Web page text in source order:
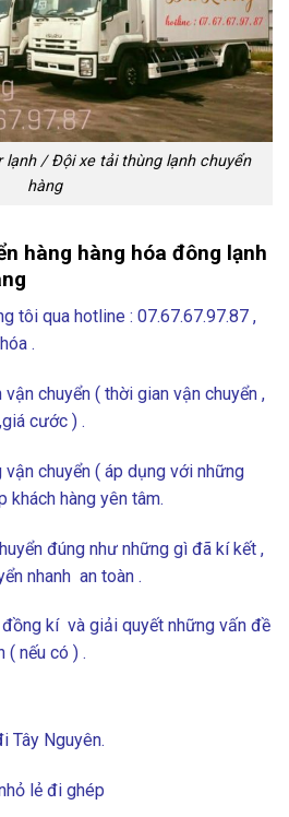
lạnh / Đội xe tải thùng lạnh chuyển
hàng
hàng hàng hóa đông lạnh
tôi qua hotline : 07.67.67.97.87 ,
.
chuyển ( thời gian vận chuyển ,
cước ) .
chuyển ( áp dụng với những
khách hàng yên tâm.
đúng như những gì đã kí kết ,
nhanh an toàn .
đồng kí và giải quyết những vấn đề
( nếu có ) .
Tây Nguyên.
lẻ đi ghép